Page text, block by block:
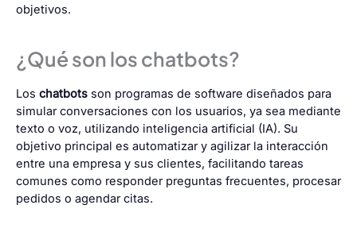
objetivos.
¿Qué son los chatbots?
Los chatbots son programas de software diseñados para
simular conversaciones con los usuarios, ya sea mediante
texto o voz, utilizando inteligencia artificial (IA). Su
objetivo principal es automatizar y agilizar la interacción
entre una empresa y sus clientes, facilitando tareas
comunes como responder preguntas frecuentes, procesar
pedidos o agendar citas.